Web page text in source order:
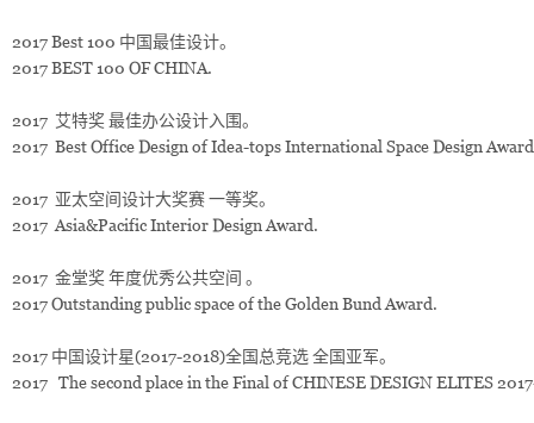
2017 Best 100 中国最佳设计。
2017 BEST 100 OF CHINA.
2017 艾特奖 最佳办公设计入围。
2017 Best Office Design of Idea-tops International Space Design
2017 亚太空间设计大奖赛 一等奖。
2017 Asia&Pacific Interior Design Award.
2017 金堂奖 年度优秀公共空间 。
2017 Outstanding public space of the Golden Bund Award.
2017 中国设计星(2017-2018)全国总竞选 全国亚军。
2017 The second place in the Final of CHINESE DESIGN ELITES